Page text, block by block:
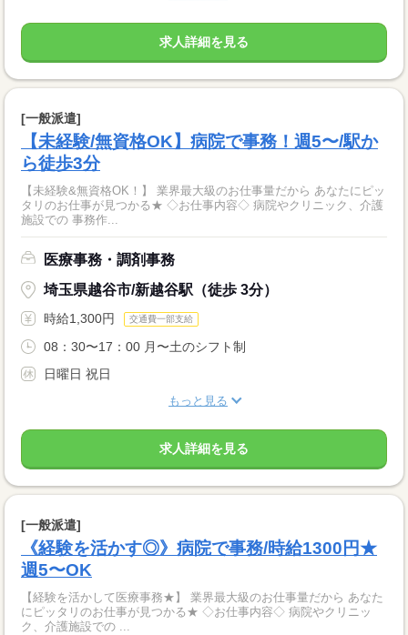
求人詳細を見る
[一般派遣]
【未経験/無資格OK】病院で事務！週5〜/駅か
ら徒歩3分
【未経験&無資格OK！】 業界最大級のお仕事量だから あなたにピッ
タリのお仕事が見つかる★ ◇お仕事内容◇ 病院やクリニック、介護
施設での 事務作...
医療事務・調剤事務
埼玉県越谷市/新越谷駅（徒歩 3分）
時給1,300円 交通費一部支給
08：30〜17：00 月〜土のシフト制
日曜日 祝日
もっと見る
求人詳細を見る
[一般派遣]
《経験を活かす◎》病院で事務/時給1300円★
週5〜OK
【経験を活かして医療事務★】 業界最大級のお仕事量だから あなた
にピッタリのお仕事が見つかる★ ◇お仕事内容◇ 病院やクリニッ
ク、介護施設での ...